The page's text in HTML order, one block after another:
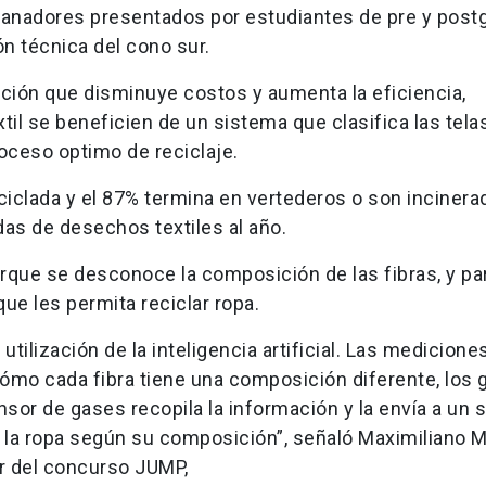
presentados por estudiantes de pre y
técnica del cono sur.
que disminuye costos y aumenta la eficiencia,
se beneficien de un sistema que clasifica las
optimo de reciclaje.
y el 87% termina en vertederos o son
de desechos textiles al año.
se desconoce la composición de las fibras, y
les permita reciclar ropa.
de la inteligencia artificial. Las
cada fibra tiene una composición diferente, los
de gases recopila la información y la envía a un
ropa según su composición”, señaló Maximiliano
del concurso JUMP,